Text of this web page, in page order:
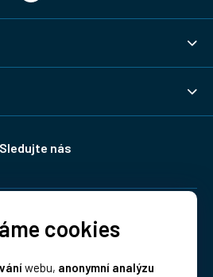
cookies
webu, anonymní analýzu
Sledujte nás